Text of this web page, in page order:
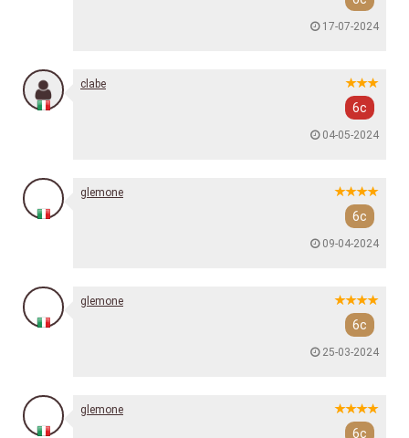
17-07-2024
clabe
6c
04-05-2024
glemone
6c
09-04-2024
glemone
6c
25-03-2024
glemone
6c